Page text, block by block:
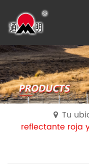
Tu
reflectante roja